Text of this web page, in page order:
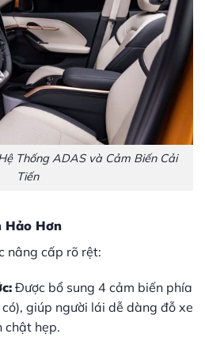
Thống ADAS và Cảm Biến Cải
Tiến
Hảo Hơn
nâng cấp rõ rệt:
Được bổ sung 4 cảm biến phía
giúp người lái dễ dàng đỗ xe
chật hẹp.